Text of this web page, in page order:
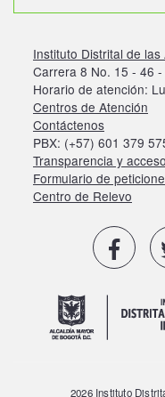
Instituto Distrital de
Carrera 8 No. 15 - 46
Horario de atención:
Centros de Atención
Contáctenos
PBX: (+57) 601 379
Transparencia y
Formulario de
Centro de Relevo
2026 Instituto